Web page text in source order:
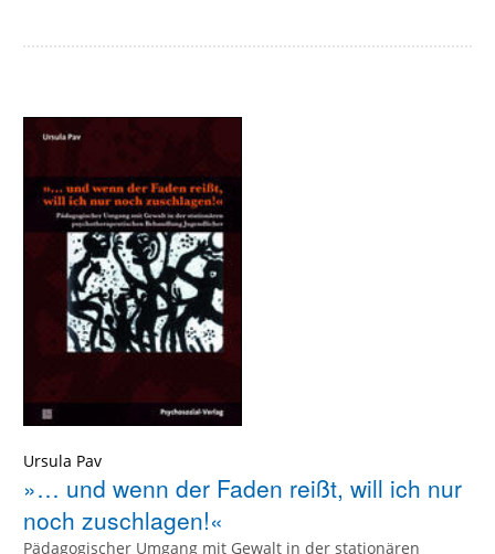
Ursula Pav
»… und wenn der Faden reißt, will ich nur
noch zuschlagen!«
Pädagogischer Umgang mit Gewalt in der stationären